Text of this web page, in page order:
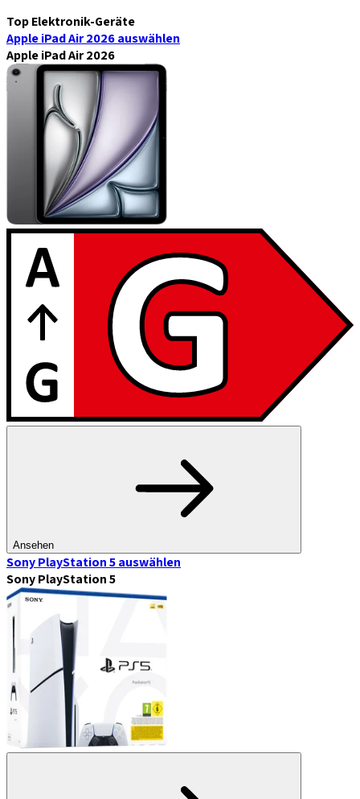
Top Elektronik-Geräte
Apple iPad Air 2026auswählen
Apple iPad Air 2026
Ansehen
Sony PlayStation 5auswählen
Sony PlayStation 5